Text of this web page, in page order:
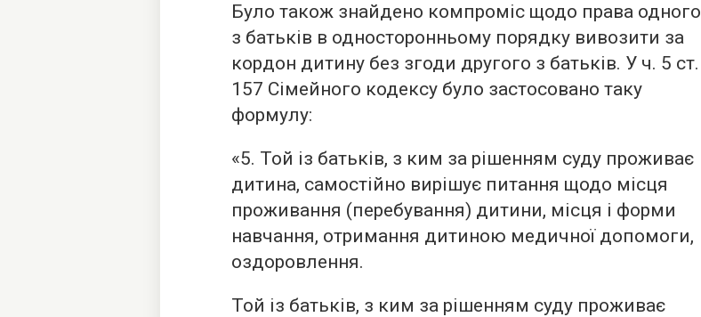
Було також знайдено компроміс щодо права одного
з батьків в односторонньому порядку вивозити за
кордон дитину без згоди другого з батьків. У ч. 5 ст.
157 Сімейного кодексу було застосовано таку
формулу:
«5. Той із батьків, з ким за рішенням суду проживає
дитина, самостійно вирішує питання щодо місця
проживання (перебування) дитини, місця і форми
навчання, отримання дитиною медичної допомоги,
оздоровлення.
Той із батьків, з ким за рішенням суду проживає